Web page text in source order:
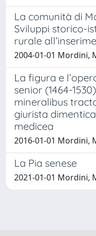
La comunità di
Sviluppi storico-
rurale
2004-01-01 Mordini,
La figura e
senior (1464-
mineralibus
giurista
medicea
2016-01-01 Mordini,
La Pia senese
2021-01-01 Mordini,